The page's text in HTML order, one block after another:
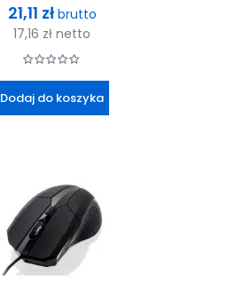
Cena
21,11 zł brutto
17,16 zł netto
Dodaj do koszyka